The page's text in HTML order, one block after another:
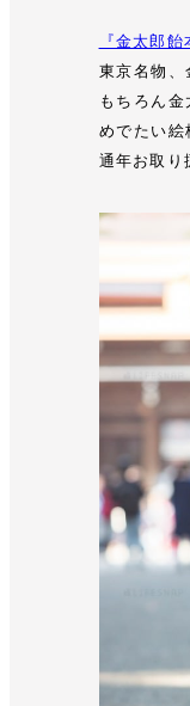
『金太郎飴
東京名物、
もちろん
めでたい
通年お取り